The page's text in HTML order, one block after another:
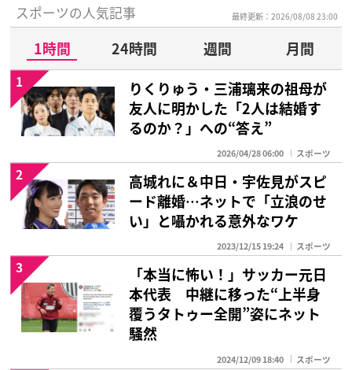
スポーツの人気記事 最終更新：2026/08/08 23:00
1時間 24時間 週間
月間
りくりゅう・三浦璃来の祖母が
友人に明かした「2人は結婚す
るのか？」への“答え”
2026/04/28 06:00 スポーツ
1
高城れに＆中日・宇佐見がスピ
ード離婚…ネットで「立浪のせ
い」と囁かれる意外なワケ
2023/12/15 19:24 スポーツ
2
「本当に怖い！」サッカー元日
本代表 中継に移った“上半身
覆うタトゥー全開”姿にネット
騒然
2024/12/09 18:40 スポーツ
3